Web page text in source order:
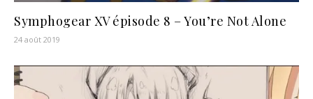
Symphogear XV épisode 8 – You’re Not Alone
24 août 2019